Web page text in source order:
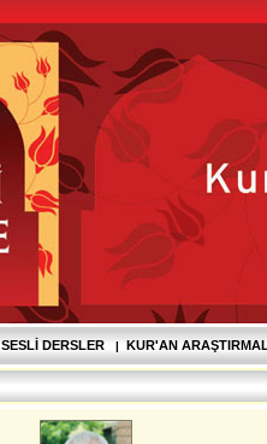
SESLI DERSLER | KUR'AN